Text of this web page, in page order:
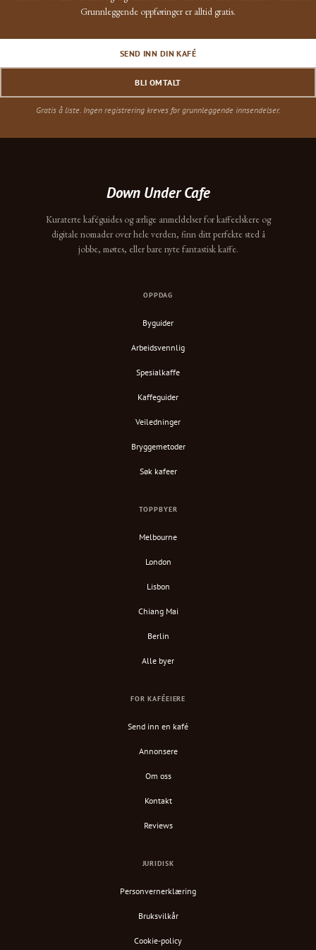
Grunnleggende oppføringer er alltid gratis.
SEND INN DIN KAFÉ
BLI OMTALT
Gratis å liste. Ingen registrering kreves for grunnleggende innsendelser.
Down Under Cafe
Kuraterte kaféguides og ærlige anmeldelser for kaffeelskere og
digitale nomader over hele verden, finn ditt perfekte sted å
jobbe, møtes, eller bare nyte fantastisk kaffe.
OPPDAG
Byguider
Arbeidsvennlig
Spesialkaffe
Kaffeguider
Veiledninger
Bryggemetoder
Søk kafeer
TOPPBYER
Melbourne
London
Lisbon
Chiang Mai
Berlin
Alle byer
FOR KAFÉEIERE
Send inn en kafé
Annonsere
Om oss
Kontakt
Reviews
JURIDISK
Personvernerklæring
Bruksvilkår
Cookie-policy